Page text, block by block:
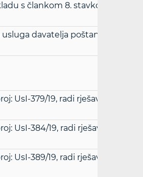
s člankom 8. stavkom 2., a u
davatelja poštanskih usluga
UsI-379/19, radi rješavanja
UsI-384/19, radi rješavanja
UsI-389/19, radi rješavanja